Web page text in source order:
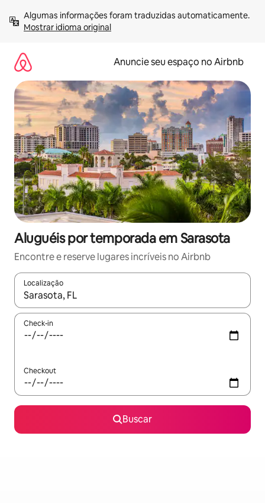
para
Mostrar idioma original
Anuncie seu espaço no Airbnb
Aluguéis por temporada em Sarasota
Encontre e reserve lugares incríveis no Airbnb
Localização
Quando os resultados estiverem disponíveis, explore-os
Check-in
Checkout
Buscar